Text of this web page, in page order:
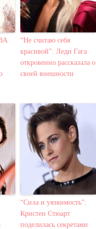
“Не считаю себя
красивой”: Леди Гага
откровенно рассказала о
своей внешности
“Сила и уязвимость”:
Кристен Стюарт
поделилась секретами